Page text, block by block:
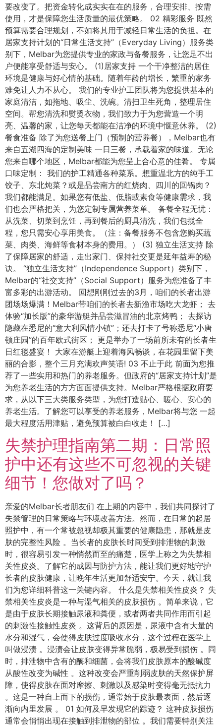
要改变了。把资金转化成实实在在的服务，合理安排、按需
使用，才是保障您生活质量的最优策略。 02 精彩服务 既然
预算需要合理规划，不如将其用于减轻日常生活的负担。在
居家支持计划的“日常生活支持”（Everyday Living）服务类
别下，Melbar为您提供专业的家政与备餐服务，让您足不出
户便能享受舒适与安心。 (1)居家支持 一个干净整洁的居住
环境是健康与好心情的基础。随着年龄的增长，繁重的家务
难免让人力不从心。 我们的专业护工团队将为您提供基本的
家庭清洁，如拖地、吸尘、洗碗。清扫卫生死角，整理居住
空间。帮您清洗和熨烫衣物，我们致力于为您营造一个明
亮、温馨的家，让您每天都能在洁净的环境中惬意休养。 (2)
餐食准备 除了为您送餐上门（预制的营养餐），Melbar也有
来自五湖四海的定制美味 一日三餐，承载着家的味道。无论
您来自哪个地区，Melbar都能为您呈上合心意的佳肴。 专属
口味定制： 我们的护工精通各种菜系。想重温北方的纯手工
饺子、东北炖菜？或是品尝南方的红烧肉、四川的回锅肉？
我们都能满足。如果您有低盐、低脂或素食等健康需求，我
们也会严格把关，为您定制专属营养菜单。 备餐全程无忧：
从洗菜、切菜到烹饪，再到餐后的厨具清洗，我们包揽全
程，您只需安心享用美食。（注：备餐服务不包含您购买蔬
菜、肉类、海鲜等食材本身的费用。） (3) 独立生活支持 除
了保障居家的舒适，走出家门、保持社交更是延年益寿的秘
诀。 “独立生活支持”（Independence Support）类别下，
Melbar的“社交支持”（Social Support）服务为您准备了丰
富多彩的出游活动。 回想刚刚过去的3月，咱们的长者出游
团场场爆满！Melbar带咱们的长者去新渔市场吃大龙虾； 去
体验“加长版”的豪华游艇并品尝滋冒油的北京烤鸭； 去探访
隐藏在悉尼的“意大利风情小镇”；还去打卡了号称悉尼“小唐
顿庄园”的百年欧式街区； 更是举办了一场前所未有的长者生
日红毯盛宴！ 大家在游艇上迎着海风畅谈，在花园里留下美
丽的合影，整个三月充满欢声笑语! 03 不止于此 前面为您推
荐了一些实用和热门的养老服务。但政府的“居家支持计划”是
为您养老生活的方方面面提供支持。Melbar严格根据政府要
求，从以下三大类服务类型，为您打造贴心、暖心、安心的
养老生活。了解您可以享受的养老服务，Melbar将与您 一起
最大程度活用津贴，避免预算被白白收走！ […]
失禁护理指南第二期：日常照
护中还有这些不可忽视的关键
细节！您做对了吗？
亲爱的Melbar长者朋友们 在上期的内容中，我们共同探讨了
失禁管理的日常策略与环境改善方法。然而，在日常的起居
照护中，有一个常被忽视却极其重要的健康隐患，那就是皮
肤的完整性风险 。当长者的皮肤长时间受到排泄物的刺激
时，很容易引发一种悄然而至的痛楚，医学上称之为失禁相
关性皮炎。了解它的成因与防护方法，能让我们更好地守护
长者的皮肤健康，让晚年生活更加舒适安宁。今天，就让我
们为您详细科普这一关键内容。 什么是失禁相关性皮炎？ 失
禁相关性皮炎是一种与湿气相关的皮肤损伤 。简单来说，它
是由于皮肤长期接触尿液和粪便，或者两者共同作用而引起
的刺激性接触性皮炎 。这背后的原因是，尿液中含有大量的
水分和湿气，会使得皮肤过度吸收水分，这个过程在医学上
叫做浸渍 。浸渍会让皮肤变得异常脆弱，极易受到损伤 。同
时，排泄物中含有的酶和细菌，会将我们皮肤原本的酸碱度
从酸性改变为碱性 。这种改变会严重削弱皮肤的天然保护屏
障，使得皮肤在面对摩擦、刺激以及感染时变得毫无抵抗力
。这是一种自上而下的损伤，通常始于皮肤最表面，然后逐
渐向内里发展 。 01 如何及早发现它的踪迹？ 这种皮肤损伤
通常会悄悄出现在接触到排泄物的部位 。我们需要特别关注